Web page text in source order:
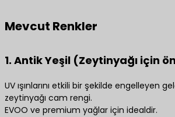
Mevcut Renkler
1. Antik Yeşil (Zeytinyağı için
UV ışınlarını etkili bir şekilde engelleyen
zeytinyağı cam rengi.
EVOO ve premium yağlar için idealdir.